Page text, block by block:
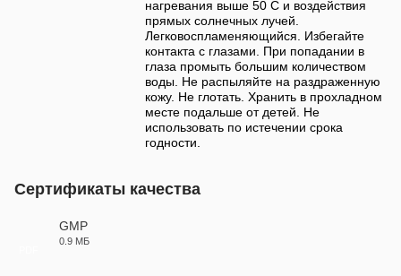
нагревания выше 50 С и воздействия
прямых солнечных лучей.
Легковоспламеняющийся. Избегайте
контакта с глазами. При попадании в
глаза промыть большим количеством
воды. Не распыляйте на раздраженную
кожу. Не глотать. Хранить в прохладном
месте подальше от детей. Не
использовать по истечении срока
годности.
Сертификаты качества
GMP
0.9 МБ